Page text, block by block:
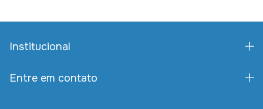
Institucional
Entre em contato